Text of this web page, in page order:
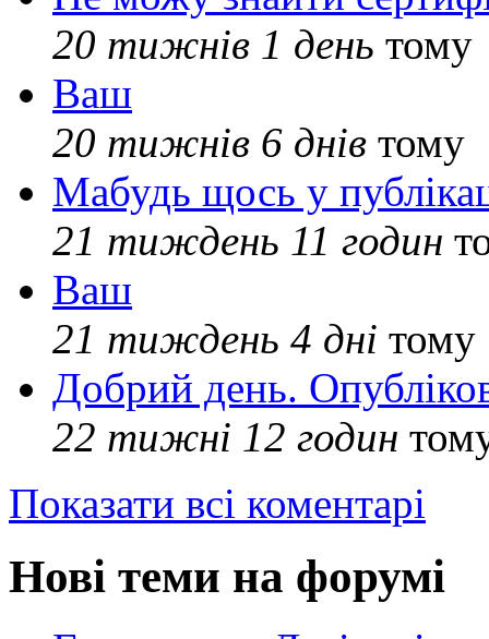
20 тижнів 1 день тому
Ваш
20 тижнів 6 днів тому
Мабудь щось у
21 тиждень 11 годин
Ваш
21 тиждень 4 дні тому
Добрий день.
22 тижні 12 годин
Показати всі коментарі
Нові теми на форумі